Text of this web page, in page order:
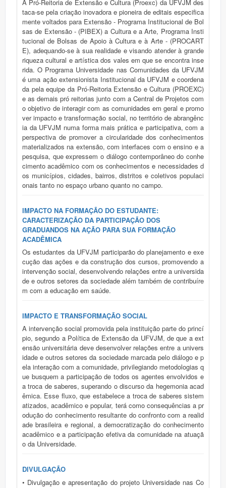
A Pró-Reitoria de Extensão e Cultura (Proexc) da UFVJM des
taca-se pela criação inovadora e pioneira de editais especifica
mente voltados para Extensão - Programa Institucional de Bol
sas de Extensão - (PIBEX) a Cultura e a Arte, Programa Insti
tucional de Bolsas de Apoio à Cultura e à Arte - (PROCART
E), adequando-se à sua realidade e visando atender à grande
riqueza cultural e artística dos vales em que se encontra inse
rida. O Programa Universidade nas Comunidades da UFVJM
é uma ação extensionista Institucional da UFVJM e coordena
da pela equipe da Pró-Reitoria Extensão e Cultura (PROEXC)
e as demais pró reitorias junto com a Central de Projetos com
o objetivo de interagir com as comunidades em geral e promo
ver impacto e transformação social, no território de abrangênc
ia da UFVJM numa forma mais prática e participativa, com a
perspectiva de promover a circularidade dos conhecimentos
materializados na extensão, com interfaces com o ensino e a
pesquisa, que expressem o diálogo contemporâneo do conhe
cimento acadêmico com os conhecimentos e necessidades d
os municípios, cidades, bairros, distritos e coletivos populaci
onais tanto no espaço urbano quanto no campo.
IMPACTO NA FORMAÇÃO DO ESTUDANTE:
CARACTERIZAÇÃO DA PARTICIPAÇÃO DOS
GRADUANDOS NA AÇÃO PARA SUA FORMAÇÃO
ACADÊMICA
Os estudantes da UFVJM participarão do planejamento e exe
cução das ações e da construção dos cursos, promovendo a
intervenção social, desenvolvendo relações entre a universida
de e outros setores da sociedade além também de contribuíre
m com a educação em saúde.
IMPACTO E TRANSFORMAÇÃO SOCIAL
A intervenção social promovida pela instituição parte do princí
pio, segundo a Política de Extensão da UFVJM, de que a ext
ensão universitária deve desenvolver relações entre a univers
idade e outros setores da sociedade marcada pelo diálogo e p
ela interação com a comunidade, privilegiando metodologias q
ue busquem a participação de todos os agentes envolvidos e
a troca de saberes, superando o discurso da hegemonia acad
êmica. Esse fluxo, que estabelece a troca de saberes sistem
atizados, acadêmico e popular, terá como consequências a pr
odução do conhecimento resultante do confronto com a realid
ade brasileira e regional, a democratização do conhecimento
acadêmico e a participação efetiva da comunidade na atuaçã
o da Universidade.
DIVULGAÇÃO
• Divulgação e apresentação do projeto Universidade nas Co